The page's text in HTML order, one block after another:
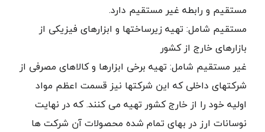
مستقیم و رابطه غیر مستقیم دارد.
مستقیم شامل: تهیه زیرساختها و ابزارهای فیزیکی از
بازارهای خارج از کشور
غیر مستقیم شامل: تهیه برخی ابزارها و کالاهای مصرفی از
شرکتهای داخلی که این شرکتها نیز قسمت اعظم مواد
اولیه خود را از خارج کشور تهیه می کنند. که در نهایت
نوسانات ارز در بهای تمام شده محصولات آن شرکت ها